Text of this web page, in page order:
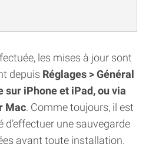
les mises à jour sont
depuis Réglages > Général
sur iPhone et iPad, ou via
Mac. Comme toujours, il est
une sauvegarde
avant toute installation.